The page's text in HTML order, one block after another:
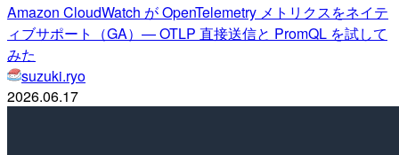
Amazon CloudWatch が OpenTelemetry メトリクスをネイテ
ィブサポート（GA）— OTLP 直接送信と PromQL を試して
みた
suzuki.ryo
2026.06.17